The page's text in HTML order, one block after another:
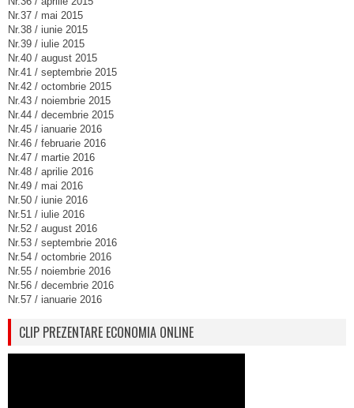
Nr.37 / mai 2015
Nr.38 / iunie 2015
Nr.39 / iulie 2015
Nr.40 / august 2015
Nr.41 / septembrie 2015
Nr.42 / octombrie 2015
Nr.43 / noiembrie 2015
Nr.44 / decembrie 2015
Nr.45 / ianuarie 2016
Nr.46 / februarie 2016
Nr.47 / martie 2016
Nr.48 / aprilie 2016
Nr.49 / mai 2016
Nr.50 / iunie 2016
Nr.51 / iulie 2016
Nr.52 / august 2016
Nr.53 / septembrie 2016
Nr.54 / octombrie 2016
Nr.55 / noiembrie 2016
Nr.56 / decembrie 2016
Nr.57 / ianuarie 2016
CLIP PREZENTARE ECONOMIA ONLINE